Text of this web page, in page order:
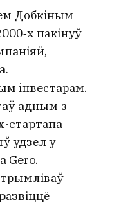
Добкіным
пакінуў
інвестарам.
адным з
стартапа
удзел у
Gero.